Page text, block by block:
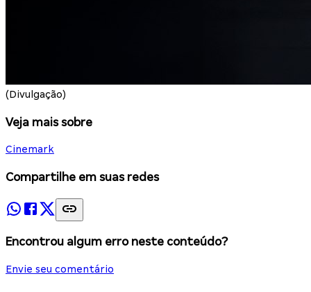
(Divulgação)
Veja mais sobre
Cinemark
Compartilhe em suas redes
Encontrou algum erro neste conteúdo?
Envie seu comentário